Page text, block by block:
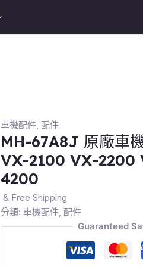
車機配件, 配件
MH-67A8J 原廠車
VX-2100 VX-2200
4200
& Free Shipping
分類: 車機配件, 配件
Guaranteed